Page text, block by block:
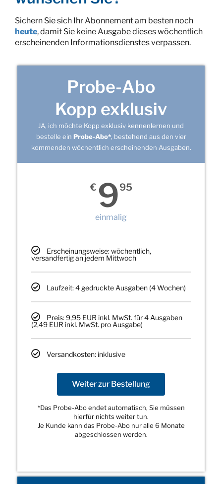
Sichern Sie sich Ihr Abonnement am besten noch
heute, damit Sie keine Ausgabe dieses wöchentlich
erscheinenden Informationsdienstes verpassen.
Probe-Abo
Kopp exklusiv
JA, ich möchte Kopp exklusiv kennenlernen und
bestelle ein Probe-Abo*, bestehend aus den vier
kommenden wöchentlich erscheinenden Ausgaben.
€ 995
einmalig
Erscheinungsweise: wöchentlich,
versandfertig an jedem Mittwoch
Laufzeit: 4 gedruckte Ausgaben (4 Wochen)
Preis: 9,95 EUR inkl. MwSt. für 4 Ausgaben
(2,49 EUR inkl. MwSt. pro Ausgabe)
Versandkosten: inklusive
Weiter zur Bestellung
*Das Probe-Abo endet automatisch, Sie müssen
hierfür nichts weiter tun.
Je Kunde kann das Probe-Abo nur alle 6 Monate
abgeschlossen werden.